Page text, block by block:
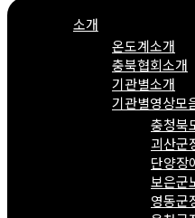
소개
온도계소개
충북협회소개
기관별소개
기관별영상모
충청북
괴산군
단양장
보은군
영동군